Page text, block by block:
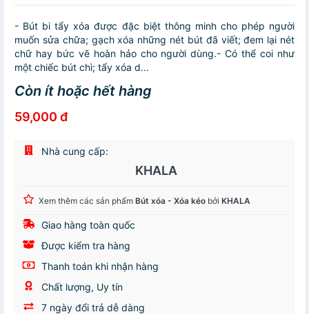
- Bút bi tẩy xóa được đặc biệt thông minh cho phép người
muốn sửa chữa; gạch xóa những nét bút đã viết; đem lại nét
chữ hay bức vẽ hoàn hảo cho người dùng.- Có thể coi như
một chiếc bút chì; tẩy xóa d...
Còn ít hoặc hết hàng
59,000 đ
Nhà cung cấp:
KHALA
Xem thêm các sản phẩm Bút xóa - Xóa kéo bởi KHALA
Giao hàng toàn quốc
Được kiểm tra hàng
Thanh toán khi nhận hàng
Chất lượng, Uy tín
7 ngày đổi trả dễ dàng